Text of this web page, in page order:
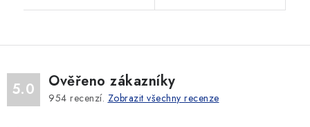
5.0 Ověřeno zákazníky
954 recenzí. Zobrazit všechny recenze